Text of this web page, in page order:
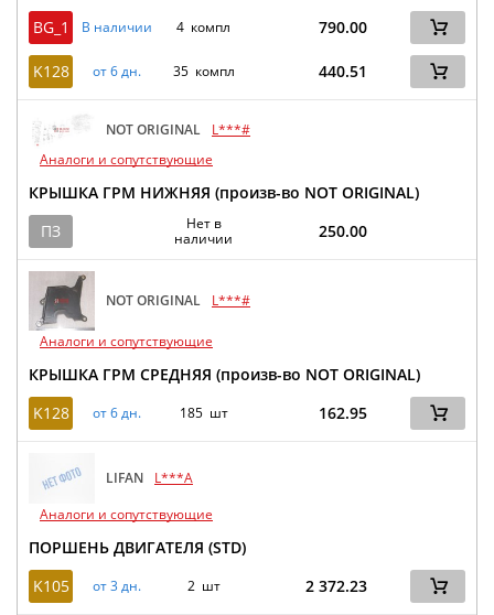
BG_1
В наличии 4 компл 790.00
K128 от 6 дн. 35 компл 440.51
NOT ORIGINAL
L***#
Аналоги и сопутствующие
КРЫШКА ГРМ НИЖНЯЯ (произв-во NOT ORIGINAL)
ПЗ
Нет в
наличии
250.00
NOT ORIGINAL L***#
Аналоги и сопутствующие
КРЫШКА ГРМ СРЕДНЯЯ (произв-во NOT ORIGINAL)
K128
от 6 дн. 185 шт 162.95
LIFAN
L***A
Аналоги и сопутствующие
ПОРШЕНЬ ДВИГАТЕЛЯ (STD)
K105
от 3 дн. 2 шт 2 372.23